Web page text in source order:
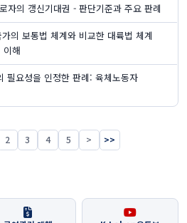
자의 갱신기대권 - 판단기준과 주요 판례
의 보통법 체계와 비교한 대륙법 체계
이해
필요성을 인정한 판례: 육체노동자
2 3 4 5 > >>